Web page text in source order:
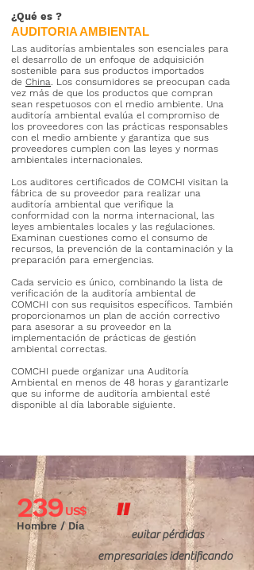
AUDITORIA AMBIENTAL
¿Qué es ?
Las auditorías ambientales son esenciales para
el desarrollo de un enfoque de adquisición
sostenible para sus productos importados
de China. Los consumidores se preocupan cada
vez más de que los productos que compran
sean respetuosos con el medio ambiente. Una
auditoría ambiental evalúa el compromiso de
los proveedores con las prácticas responsables
con el medio ambiente y garantiza que sus
proveedores cumplen con las leyes y normas
ambientales internacionales.
Los auditores certificados de COMCHI visitan la
fábrica de su proveedor para realizar una
auditoría ambiental que verifique la
conformidad con la norma internacional, las
leyes ambientales locales y las regulaciones.
Examinan cuestiones como el consumo de
recursos, la prevención de la contaminación y la
preparación para emergencias.
Cada servicio es único, combinando la lista de
verificación de la auditoría ambiental de
COMCHI con sus requisitos específicos. También
proporcionamos un plan de acción correctivo
para asesorar a su proveedor en la
implementación de prácticas de gestión
ambiental correctas.
COMCHI puede organizar una Auditoría
Ambiental en menos de 48 horas y garantizarle
que su informe de auditoría ambiental esté
disponible al día laborable siguiente.
"
evitar pérdidas
empresariales identificando
239
Hombre / Día
US$